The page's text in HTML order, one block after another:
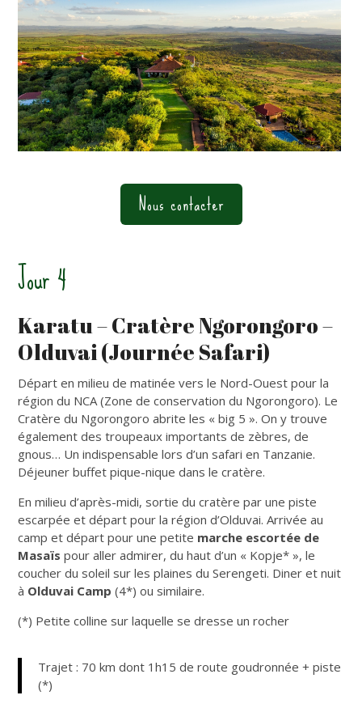
Nous contacter
Jour 4
Karatu – Cratère Ngorongoro –
Olduvai (Journée Safari)
Départ en milieu de matinée vers le Nord-Ouest pour la
région du NCA (Zone de conservation du Ngorongoro). Le
Cratère du Ngorongoro abrite les « big 5 ». On y trouve
également des troupeaux importants de zèbres, de
gnous… Un indispensable lors d’un safari en Tanzanie.
Déjeuner buffet pique-nique dans le cratère.
En milieu d’après-midi, sortie du cratère par une piste
escarpée et départ pour la région d’Olduvai. Arrivée au
camp et départ pour une petite marche escortée de
Masaïs pour aller admirer, du haut d’un « Kopje* », le
coucher du soleil sur les plaines du Serengeti. Diner et nuit
à Olduvai Camp (4*) ou similaire.
(*) Petite colline sur laquelle se dresse un rocher
Trajet : 70 km dont 1h15 de route goudronnée + piste
(*)